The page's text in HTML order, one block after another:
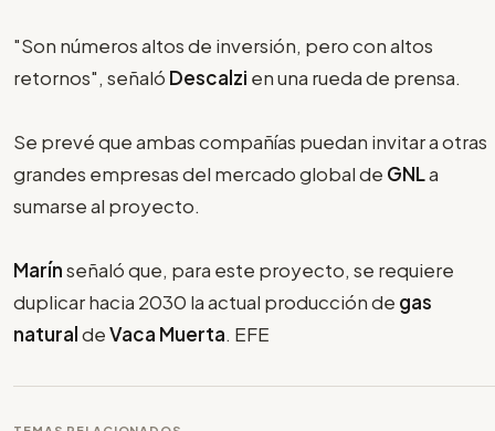
"Son números altos de inversión, pero con altos
retornos", señaló Descalzi en una rueda de prensa.
Se prevé que ambas compañías puedan invitar a otras
grandes empresas del mercado global de GNLa
sumarse al proyecto.
Marínseñaló que, para este proyecto, se requiere
duplicar hacia 2030 la actual producción de gas
naturaldeVaca Muerta. EFE